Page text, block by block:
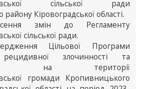
сільської ради
Кіровоградської області.
змін до Регламенту
сільської ради.
Цільової Програми
рецидивної злочинності та
на території
громади Кропивницького